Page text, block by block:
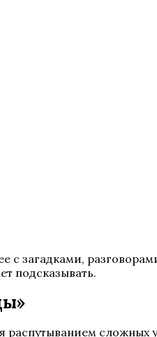
с загадками,
подсказывать.